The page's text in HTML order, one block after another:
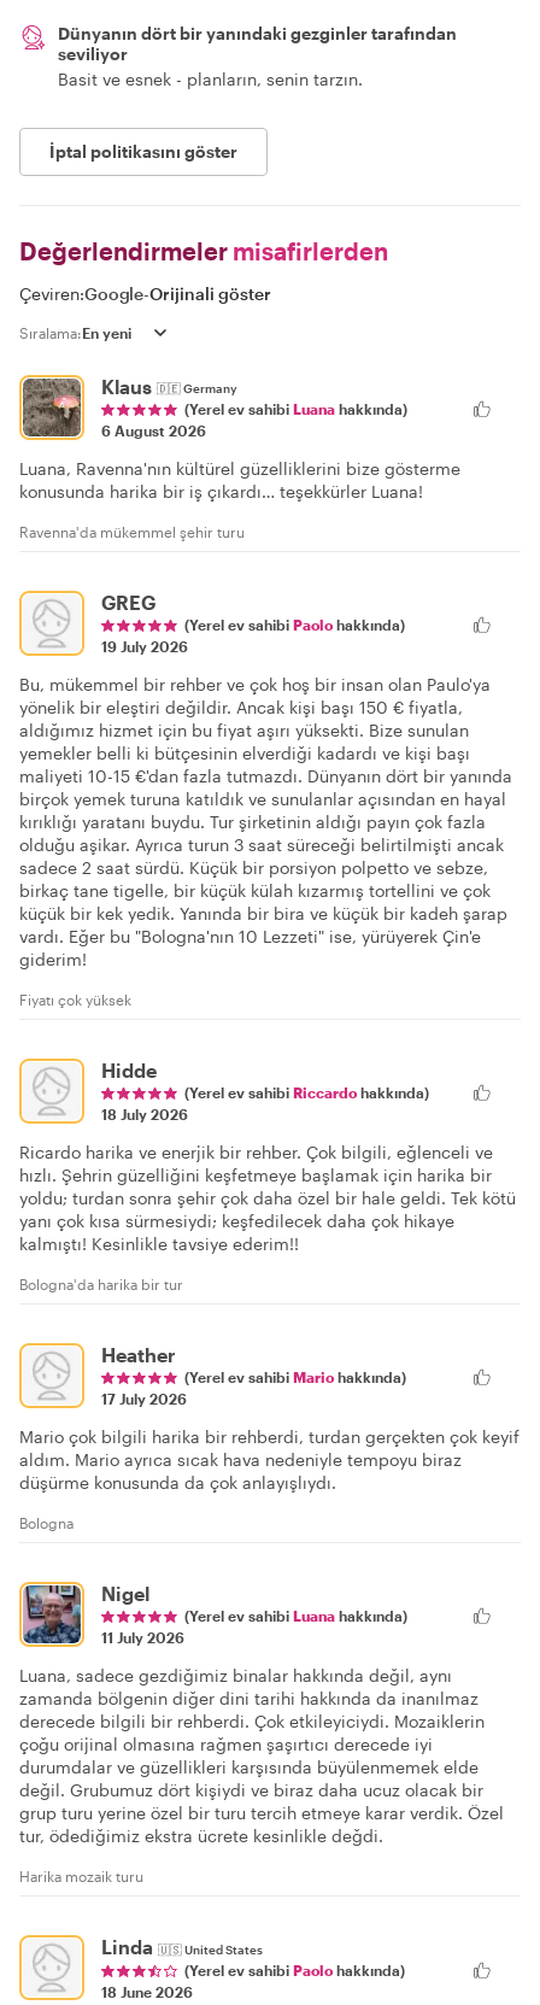
Dünyanın dört bir yanındaki gezginler tarafından
seviliyor
Basit ve esnek - planların, senin tarzın.
İptal politikasını göster
Değerlendirmeler misafirlerden
Çeviren:Google-Orijinali göster
Sıralama:
Klaus 🇩🇪Germany
(Yerel ev sahibi Luana hakkında)
6 August 2026
Luana, Ravenna'nın kültürel güzelliklerini bize gösterme
konusunda harika bir iş çıkardı… teşekkürler Luana!
Ravenna'da mükemmel şehir turu
GREG
(Yerel ev sahibi Paolo hakkında)
19 July 2026
Bu, mükemmel bir rehber ve çok hoş bir insan olan Paulo'ya
yönelik bir eleştiri değildir. Ancak kişi başı 150 € fiyatla,
aldığımız hizmet için bu fiyat aşırı yüksekti. Bize sunulan
yemekler belli ki bütçesinin elverdiği kadardı ve kişi başı
maliyeti 10-15 €'dan fazla tutmazdı. Dünyanın dört bir yanında
birçok yemek turuna katıldık ve sunulanlar açısından en hayal
kırıklığı yaratanı buydu. Tur şirketinin aldığı payın çok fazla
olduğu aşikar. Ayrıca turun 3 saat süreceği belirtilmişti ancak
sadece 2 saat sürdü. Küçük bir porsiyon polpetto ve sebze,
birkaç tane tigelle, bir küçük külah kızarmış tortellini ve çok
küçük bir kek yedik. Yanında bir bira ve küçük bir kadeh şarap
vardı. Eğer bu "Bologna'nın 10 Lezzeti" ise, yürüyerek Çin'e
giderim!
Fiyatı çok yüksek
Hidde
(Yerel ev sahibi Riccardo hakkında)
18 July 2026
Ricardo harika ve enerjik bir rehber. Çok bilgili, eğlenceli ve
hızlı. Şehrin güzelliğini keşfetmeye başlamak için harika bir
yoldu; turdan sonra şehir çok daha özel bir hale geldi. Tek kötü
yanı çok kısa sürmesiydi; keşfedilecek daha çok hikaye
kalmıştı! Kesinlikle tavsiye ederim!!
Bologna'da harika bir tur
Heather
(Yerel ev sahibi Mario hakkında)
17 July 2026
Mario çok bilgili harika bir rehberdi, turdan gerçekten çok keyif
aldım. Mario ayrıca sıcak hava nedeniyle tempoyu biraz
düşürme konusunda da çok anlayışlıydı.
Bologna
Nigel
(Yerel ev sahibi Luana hakkında)
11 July 2026
Luana, sadece gezdiğimiz binalar hakkında değil, aynı
zamanda bölgenin diğer dini tarihi hakkında da inanılmaz
derecede bilgili bir rehberdi. Çok etkileyiciydi. Mozaiklerin
çoğu orijinal olmasına rağmen şaşırtıcı derecede iyi
durumdalar ve güzellikleri karşısında büyülenmemek elde
değil. Grubumuz dört kişiydi ve biraz daha ucuz olacak bir
grup turu yerine özel bir turu tercih etmeye karar verdik. Özel
tur, ödediğimiz ekstra ücrete kesinlikle değdi.
Harika mozaik turu
Linda 🇺🇸United States
(Yerel ev sahibi Paolo hakkında)
18 June 2026